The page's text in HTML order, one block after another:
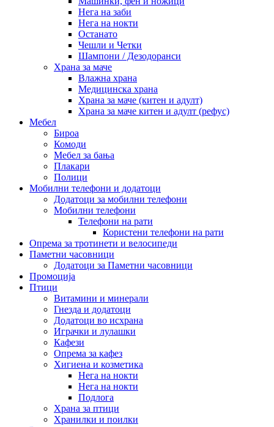
Нега на заби
Нега на нокти
Останато
Чешли и Четки
Шампони / Дезодоранси
Храна за маче
Влажна храна
Медицинска храна
Храна за маче (китен и адулт)
Храна за маче китен и адулт (рефус)
Мебел
Бироа
Комоди
Мебел за бања
Плакари
Полици
Мобилни телефони и додатоци
Додатоци за мобилни телефони
Мобилни телефони
Телефони на рати
Користени телефони на рати
Опрема за тротинети и велосипеди
Паметни часовници
Додатоци за Паметни часовници
Промоција
Птици
Витамини и минерали
Гнезда и додатоци
Додатоци во исхрана
Играчки и лулашки
Кафези
Опрема за кафез
Хигиена и козметика
Нега на нокти
Нега на нокти
Подлога
Храна за птици
Хранилки и поилки